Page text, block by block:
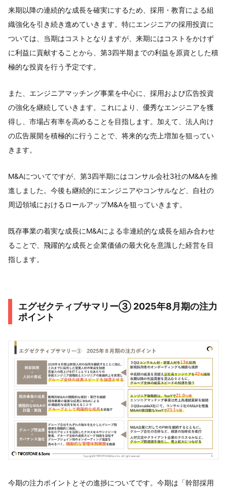
来期以降の連続的な成長を確実にするため、採用・教育による組
織強化を引き続き進めていきます。特にエンジニアの採用投資に
ついては、当期はコストとなりますが、来期にはコストをかけず
に利益に貢献することから、第3四半期までの利益を原資とした積
極的な投資を行う予定です。
また、エンジニアマッチング事業を中心に、採用および広告投資
の強化を継続していきます。これにより、優秀なエンジニアを獲
得し、市場占有率を高めることを目指します。加えて、法人向け
の広告展開を積極的に行うことで、将来的な売上増加を狙ってい
きます。
M&Aについてですが、第3四半期にはコンサル会社3社のM&Aを推
進しました。今後も継続的にエンジニアやコンサルなど、自社の
周辺領域におけるロールアップM&Aを狙っていきます。
既存事業の着実な成長にM&Aによる非連続的な成長を組み合わせ
ることで、飛躍的な成長と企業価値の最大化を意識した経営を目
指します。
エグゼクティブサマリー③ 2025年8月期の注力
ポイント
今期の注力ポイントとその進捗についてです。今期は「幹部採用